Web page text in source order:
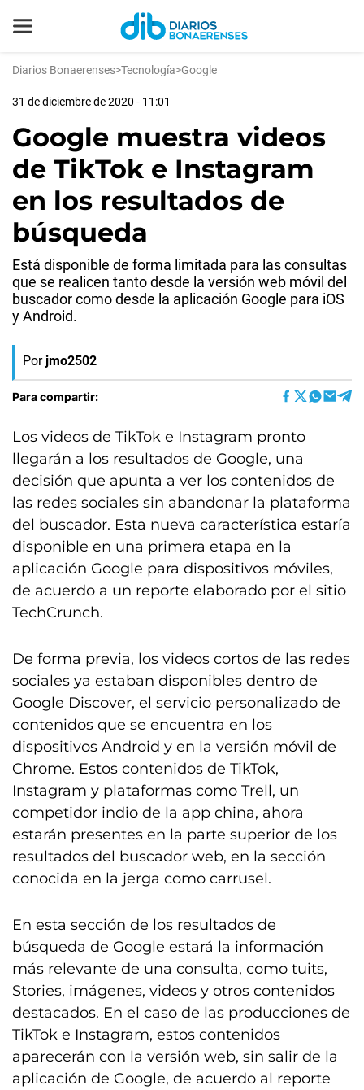
Diarios Bonaerenses>Tecnología>Google
31 de diciembre de 2020 - 11:01
Google muestra videos
de TikTok e Instagram
en los resultados de
búsqueda
Está disponible de forma limitada para las consultas
que se realicen tanto desde la versión web móvil del
buscador como desde la aplicación Google para iOS
y Android.
Por jmo2502
Para compartir:
Los videos de TikTok e Instagram pronto
llegarán a los resultados de Google, una
decisión que apunta a ver los contenidos de
las redes sociales sin abandonar la plataforma
del buscador. Esta nueva característica estaría
disponible en una primera etapa en la
aplicación Google para dispositivos móviles,
de acuerdo a un reporte elaborado por el sitio
TechCrunch.
De forma previa, los videos cortos de las redes
sociales ya estaban disponibles dentro de
Google Discover, el servicio personalizado de
contenidos que se encuentra en los
dispositivos Android y en la versión móvil de
Chrome. Estos contenidos de TikTok,
Instagram y plataformas como Trell, un
competidor indio de la app china, ahora
estarán presentes en la parte superior de los
resultados del buscador web, en la sección
conocida en la jerga como carrusel.
En esta sección de los resultados de
búsqueda de Google estará la información
más relevante de una consulta, como tuits,
Stories, imágenes, videos y otros contenidos
destacados. En el caso de las producciones de
TikTok e Instagram, estos contenidos
aparecerán con la versión web, sin salir de la
aplicación de Google, de acuerdo al reporte